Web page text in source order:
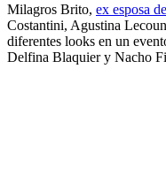
Milagros Brito, ex esposa
Costantini, Agustina
diferentes looks en un
Delfina Blaquier y Nacho